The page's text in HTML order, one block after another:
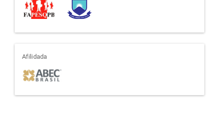
afiliada
Afilidada